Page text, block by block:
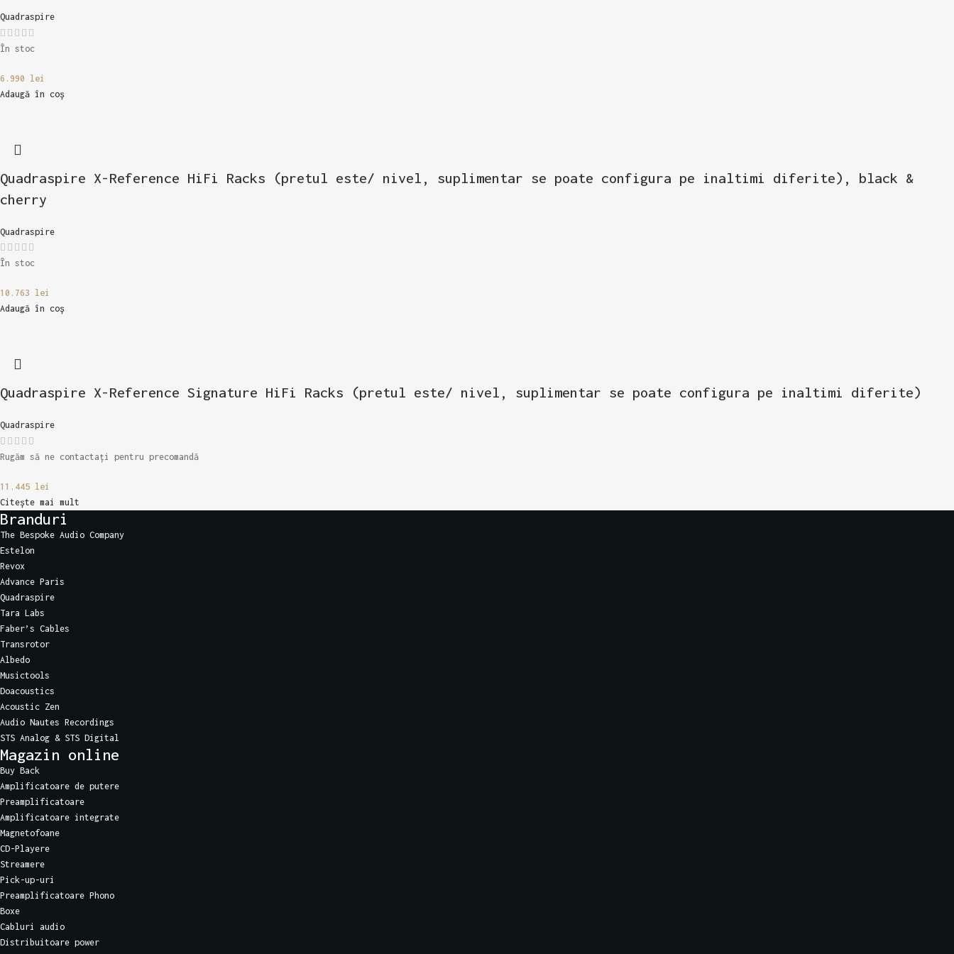
Quadraspire
În stoc
6.990 lei
Adaugă în coș
Quadraspire X-Reference HiFi Racks (pretul este/ nivel, suplimentar se poate configura pe inaltimi diferite), black &
cherry
Quadraspire
În stoc
10.763 lei
Adaugă în coș
Quadraspire X-Reference Signature HiFi Racks (pretul este/ nivel, suplimentar se poate configura pe inaltimi diferite)
Quadraspire
Rugăm să ne contactați pentru precomandă
11.445 lei
Citește mai mult
Branduri
The Bespoke Audio Company
Estelon
Revox
Advance Paris
Quadraspire
Tara Labs
Faber’s Cables
Transrotor
Albedo
Musictools
Doacoustics
Acoustic Zen
Audio Nautes Recordings
STS Analog & STS Digital
Magazin online
Buy Back
Amplificatoare de putere
Preamplificatoare
Amplificatoare integrate
Magnetofoane
CD-Playere
Streamere
Pick-up-uri
Preamplificatoare Phono
Boxe
Cabluri audio
Distribuitoare power